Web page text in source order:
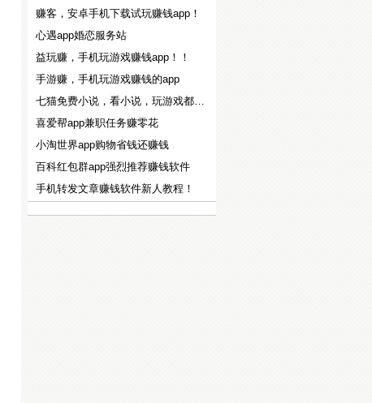
赚客，安卓手机下载试玩赚钱app！
心遇app婚恋服务站
益玩赚，手机玩游戏赚钱app！！
手游赚，手机玩游戏赚钱的app
七猫免费小说，看小说，玩游戏都能赚钱！！
喜爱帮app兼职任务赚零花
小淘世界app购物省钱还赚钱
百科红包群app强烈推荐赚钱软件
手机转发文章赚钱软件新人教程！